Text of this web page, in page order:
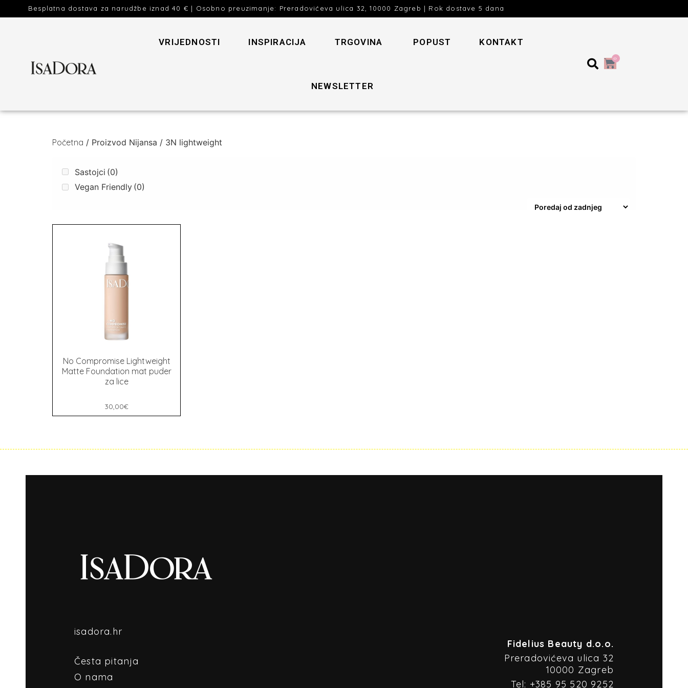
Besplatna dostava za narudžbe iznad 40 € | Osobno preuzimanje: Preradovićeva ulica 32, 10000 Zagreb | Rok dostave 5 dana
VRIJEDNOSTI INSPIRACIJA TRGOVINA POPUST KONTAKT
NEWSLETTER
0
Početna / Proizvod Nijansa / 3N lightweight
Sastojci (0)
Vegan Friendly (0)
No Compromise Lightweight
Matte Foundation mat puder
za lice
30,00€
isadora.hr
Česta pitanja
O nama
Fidelius Beauty d.o.o.
Preradovićeva ulica 32
10000 Zagreb
Tel: +385 95 520 9252